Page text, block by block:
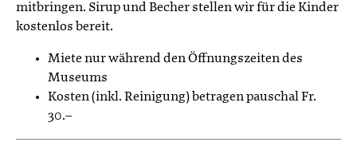
mitbringen. Sirup und Becher stellen wir für die Kinder
kostenlos bereit.
Miete nur während den Öffnungszeiten des
Museums
Kosten (inkl. Reinigung) betragen pauschal Fr.
30.–